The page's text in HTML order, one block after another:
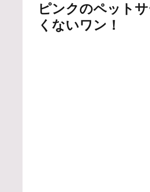
ピンクのペット
くないワン！